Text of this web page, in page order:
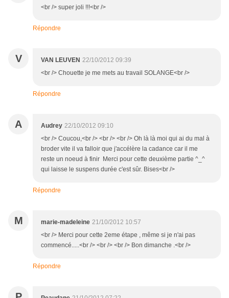
<br /> super joli !!!<br />
Répondre
V VAN LEUVEN 22/10/2012 09:39
<br /> Chouette je me mets au travail SOLANGE<br />
Répondre
A Audrey 22/10/2012 09:10
<br /> Coucou,<br /> <br /> <br /> Oh là là moi qui ai du mal à
broder vite il va falloir que j'accélère la cadance car il me
reste un noeud à finir Merci pour cette deuxième partie ^_^
qui laisse le suspens durée c'est sûr. Bises<br />
Répondre
M marie-madeleine 21/10/2012 10:57
<br /> Merci pour cette 2eme étape , même si je n'ai pas
commencé.....<br /> <br /> <br /> Bon dimanche .<br />
Répondre